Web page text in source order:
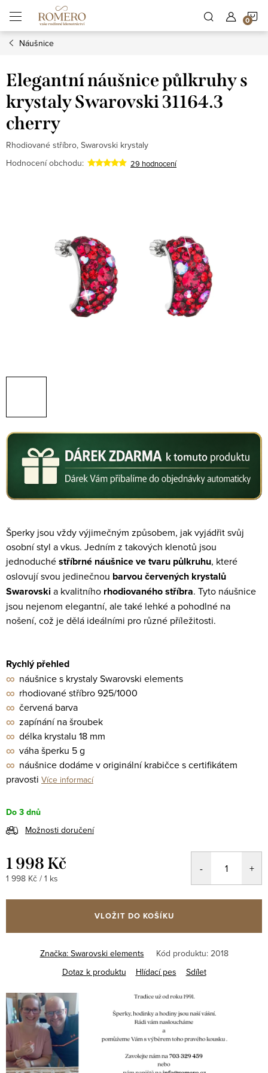
obsah
Náušnice
Elegantní náušnice půlkruhy s
krystaly Swarovski 31164.3
cherry
Rhodiované stříbro, Swarovski krystaly
Hodnocení obchodu:
29 hodnocení
Šperky jsou vždy výjimečným způsobem, jak vyjádřit svůj
osobní styl a vkus. Jedním z takových klenotů jsou
jednoduchéstříbrné náušnice ve tvaru půlkruhu, které
oslovují svou jedinečnou barvou červených krystalů
Swarovskia kvalitního rhodiovaného stříbra. Tyto náušnice
jsou nejenom elegantní, ale také lehké a pohodlné na
nošení, což je dělá ideálními pro různé příležitosti.
Rychlý přehled
∞ náušnice s krystaly Swarovski elements
∞ rhodiované stříbro 925/1000
∞ červená barva
∞ zapínání na šroubek
∞ délka krystalu 18 mm
∞ váha šperku 5 g
∞ náušnice dodáme v originální krabičce s certifikátem
pravosti Více informací
Do 3 dnů
Možnosti doručení
1 998 Kč
Měrná
1 998 Kč / 1 ks
VLOŽIT DO KOŠÍKU
Značka: Swarovski elements Kód produktu: 2018
Dotaz k produktu
Hlídací pes Sdílet